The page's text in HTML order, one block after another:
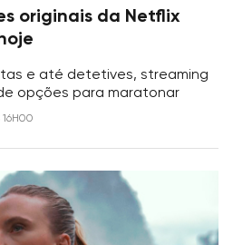
originais da Netflix
e até detetives, streaming
opções para maratonar